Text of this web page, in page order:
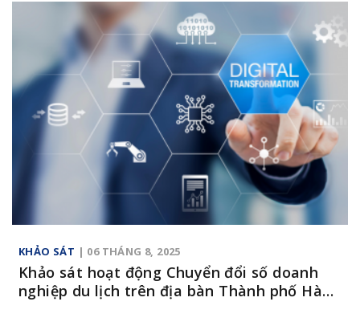
KHẢO SÁT | 06 THÁNG 8, 2025
Khảo sát hoạt động Chuyển đổi số doanh
nghiệp du lịch trên địa bàn Thành phố Hà